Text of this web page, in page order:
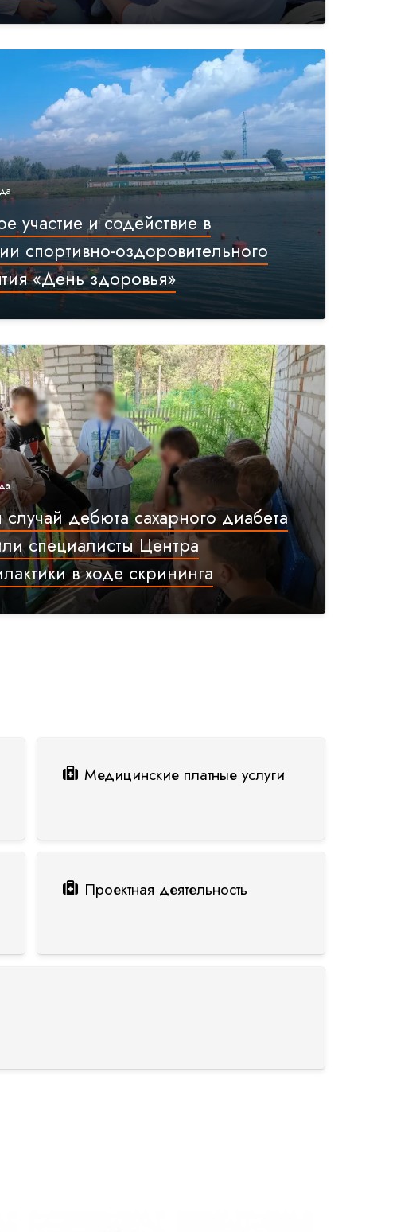
участие и содействие в
спортивно-оздоровительного
«День здоровья»
дебюта сахарного диабета
специалисты Центра
в ходе скрининга
Медицинские платные услуги
Проектная деятельность